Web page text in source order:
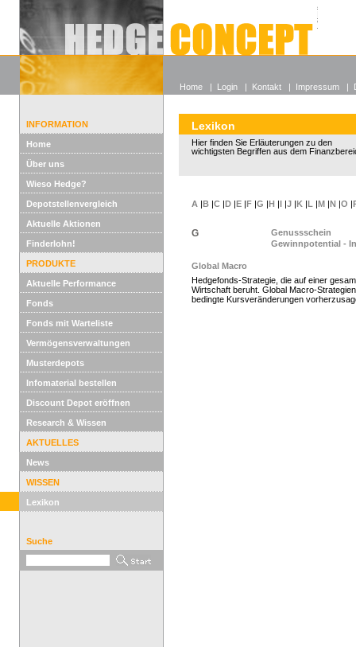
Alle
Wieso
INFORMATION
Home
Über uns
Wieso Hedge?
Depotstellenvergleich
Aktuelle Aktionen
Finderlohn!
PRODUKTE
Aktuelle Performance
Fonds
Fonds mit Warteliste
Vermögensverwaltungen
Musterdepots
Infomaterial bestellen
Discount Depot eröffnen
Research & Wissen
AKTUELLES
News
WISSEN
Lexikon
Suche
Lexikon
Hier finden Sie Erläuterungen zu den
wichtigsten Begriffen aus dem
A |B |C |D |E |F |G |H |I |J |K |L |M |N |O |
G
Genussschein
Gewinnpotential -
Global Macro
Hedgefonds-Strategie, die auf einer
Wirtschaft beruht. Global Macro-
bedingte Kursveränderungen
Home | Login | Kontakt | Impressum |